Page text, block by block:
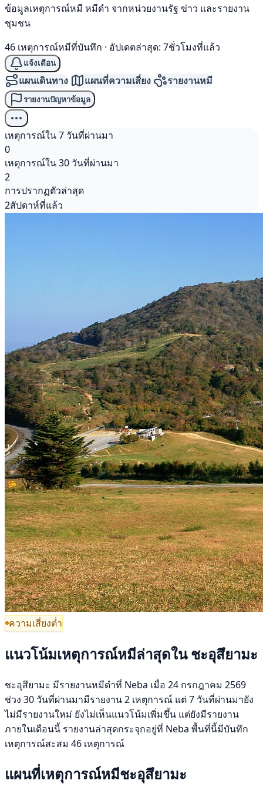
ข้อมูลเหตุการณ์หมี หมีดำ จากหน่วยงานรัฐ ข่าว และรายงาน
ชุมชน
46 เหตุการณ์หมีที่บันทึก · อัปเดตล่าสุด: 7ชั่วโมงที่แล้ว
แจ้งเตือน
แผนเดินทาง แผนที่ความเสี่ยง รายงานหมี
รายงานปัญหาข้อมูล
เหตุการณ์ใน 7 วันที่ผ่านมา
0
เหตุการณ์ใน 30 วันที่ผ่านมา
2
การปรากฏตัวล่าสุด
2สัปดาห์ที่แล้ว
ความเสี่ยงต่ำ
แนวโน้มเหตุการณ์หมีล่าสุดใน ชะอุสึยามะ
ชะอุสึยามะ มีรายงานหมีดำที่ Neba เมื่อ 24 กรกฎาคม 2569
ช่วง 30 วันที่ผ่านมามีรายงาน 2 เหตุการณ์ แต่ 7 วันที่ผ่านมายัง
ไม่มีรายงานใหม่ ยังไม่เห็นแนวโน้มเพิ่มขึ้น แต่ยังมีรายงาน
ภายในเดือนนี้ รายงานล่าสุดกระจุกอยู่ที่ Neba พื้นที่นี้มีบันทึก
เหตุการณ์สะสม 46 เหตุการณ์
แผนที่เหตุการณ์หมีชะอุสึยามะ